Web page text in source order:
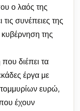
ο λαός της
συνέπειες της
κυβέρνηση της
διέπει τα
έργα με
ευρώ,
έχουν